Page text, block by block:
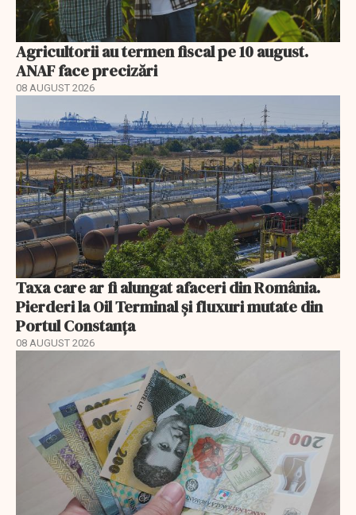
Agricultorii au termen fiscal pe 10 august.
ANAF face precizări
08 AUGUST 2026
Taxa care ar fi alungat afaceri din România.
Pierderi la Oil Terminal și fluxuri mutate din
Portul Constanța
08 AUGUST 2026